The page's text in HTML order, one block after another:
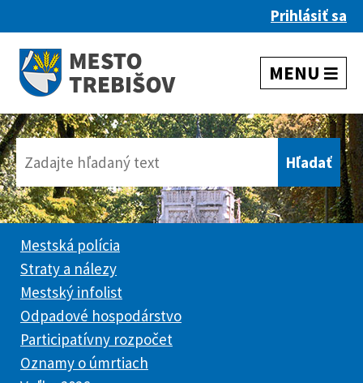
Prihlásiť sa
Mestská polícia
Straty a nálezy
Mestský infolist
Odpadové hospodárstvo
Participatívny rozpočet
Oznamy o úmrtiach